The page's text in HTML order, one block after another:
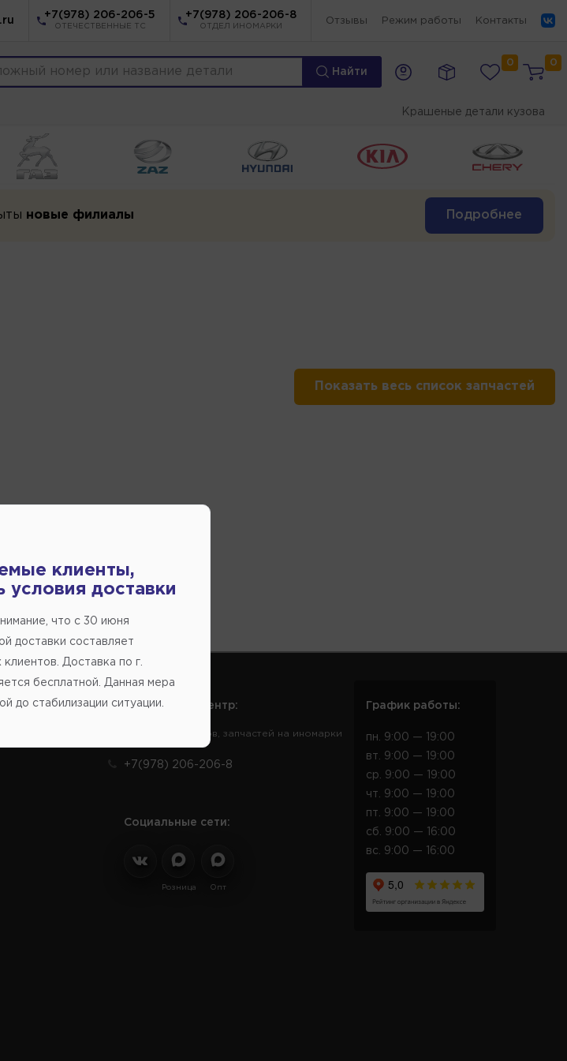
+7(978) 206-206-5
ОТЕЧЕСТВЕННЫЕ ТС
+7(978) 206-206-8
ОТДЕЛ ИНОМАРКИ
Отзывы Режим работы Контакты
Найти
0 0
Крашеные детали кузова
новые филиалы Подробнее
Показать весь список запчастей
Справочный центр:
Заказ шин, дисков, запчастей на иномарки
+7(978) 206-206-8
Социальные сети:
Розница Опт
График работы:
пн. 9:00 — 19:00
вт. 9:00 — 19:00
ср. 9:00 — 19:00
чт. 9:00 — 19:00
пт. 9:00 — 19:00
сб. 9:00 — 16:00
вс. 9:00 — 16:00
клиенты,
условия доставки
что c 30 июня
доставки составляет
клиентов. Доставка по г.
бесплатной. Данная мера
до стабилизации ситуации.